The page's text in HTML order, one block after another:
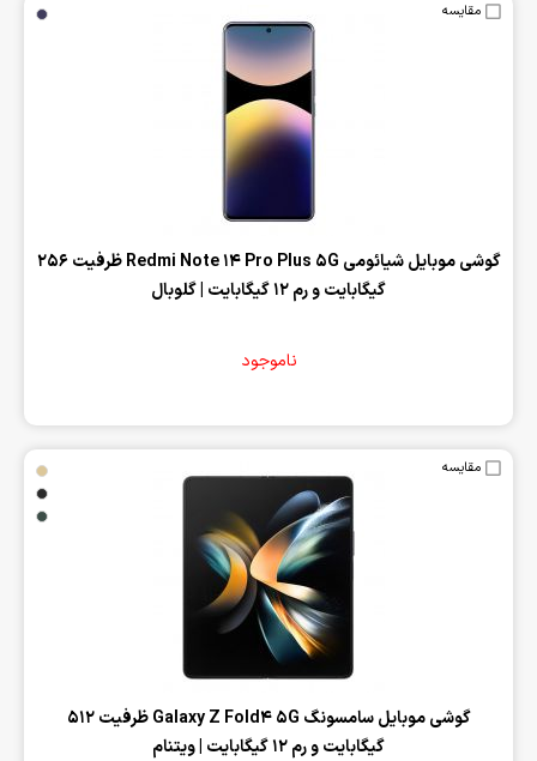
مقایسه
‌گوشی موبایل شیائومی Redmi Note 14 Pro Plus 5G ظرفیت 256
گیگابایت و رم 12 گیگابایت | گلوبال
ناموجود
مقایسه
‌گوشی موبایل سامسونگ Galaxy Z Fold4 5G ظرفیت 512
گیگابایت و رم 12 گیگابایت | ویتنام